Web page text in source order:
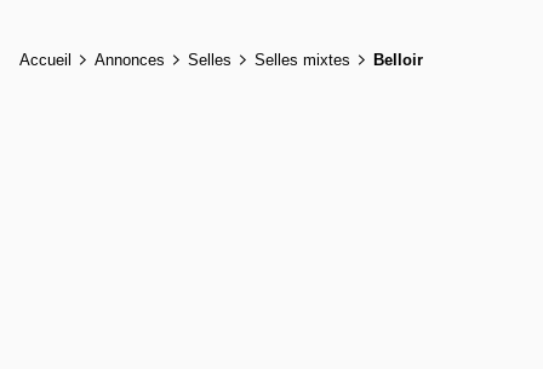
Accueil Annonces Selles Selles mixtes Belloir